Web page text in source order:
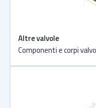
Altre valvole
Componenti e corpi